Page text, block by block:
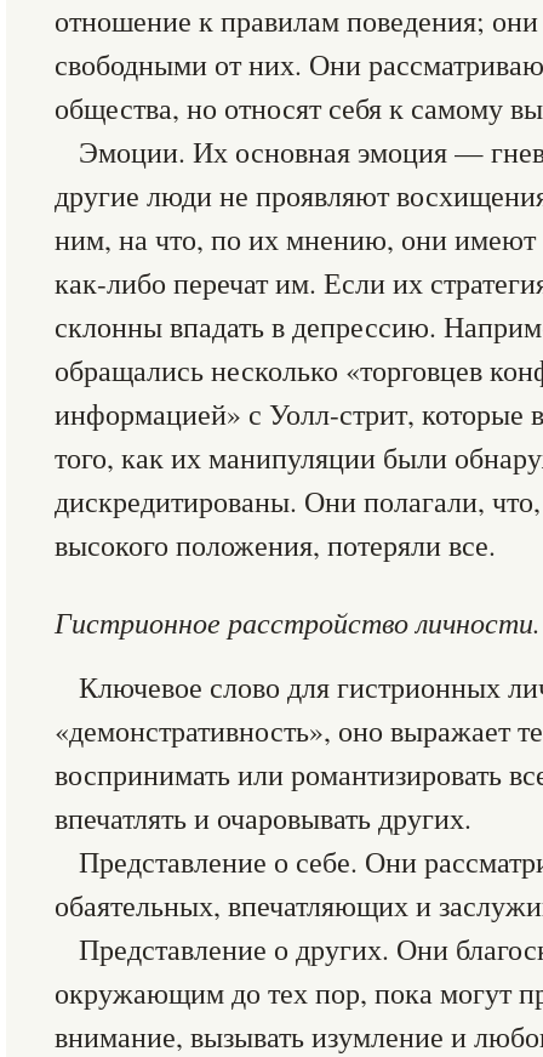
отношение к правилам поведения;
свободными от них. Они
общества, но относят себя к самому
Эмоции. Их основная эмоция —
другие люди не проявляют
ним, на что, по их мнению, они имеют
как-либо перечат им. Если их
склонны впадать в депрессию.
обращались несколько «торговцев
информацией» с Уолл-стрит, которые
того, как их манипуляции были
дискредитированы. Они полагали,
высокого положения, потеряли все.
Гистрионное расстройство личности.
Ключевое слово для гистрионных
«демонстративность», оно выражает
воспринимать или романтизировать
впечатлять и очаровывать других.
Представление о себе. Они
обаятельных, впечатляющих и
Представление о других. Они
окружающим до тех пор, пока могут
внимание, вызывать изумление и